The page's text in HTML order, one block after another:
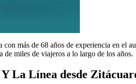
más de 68 años de experiencia en el
de miles de viajeros a lo largo de los años.
La Línea desde